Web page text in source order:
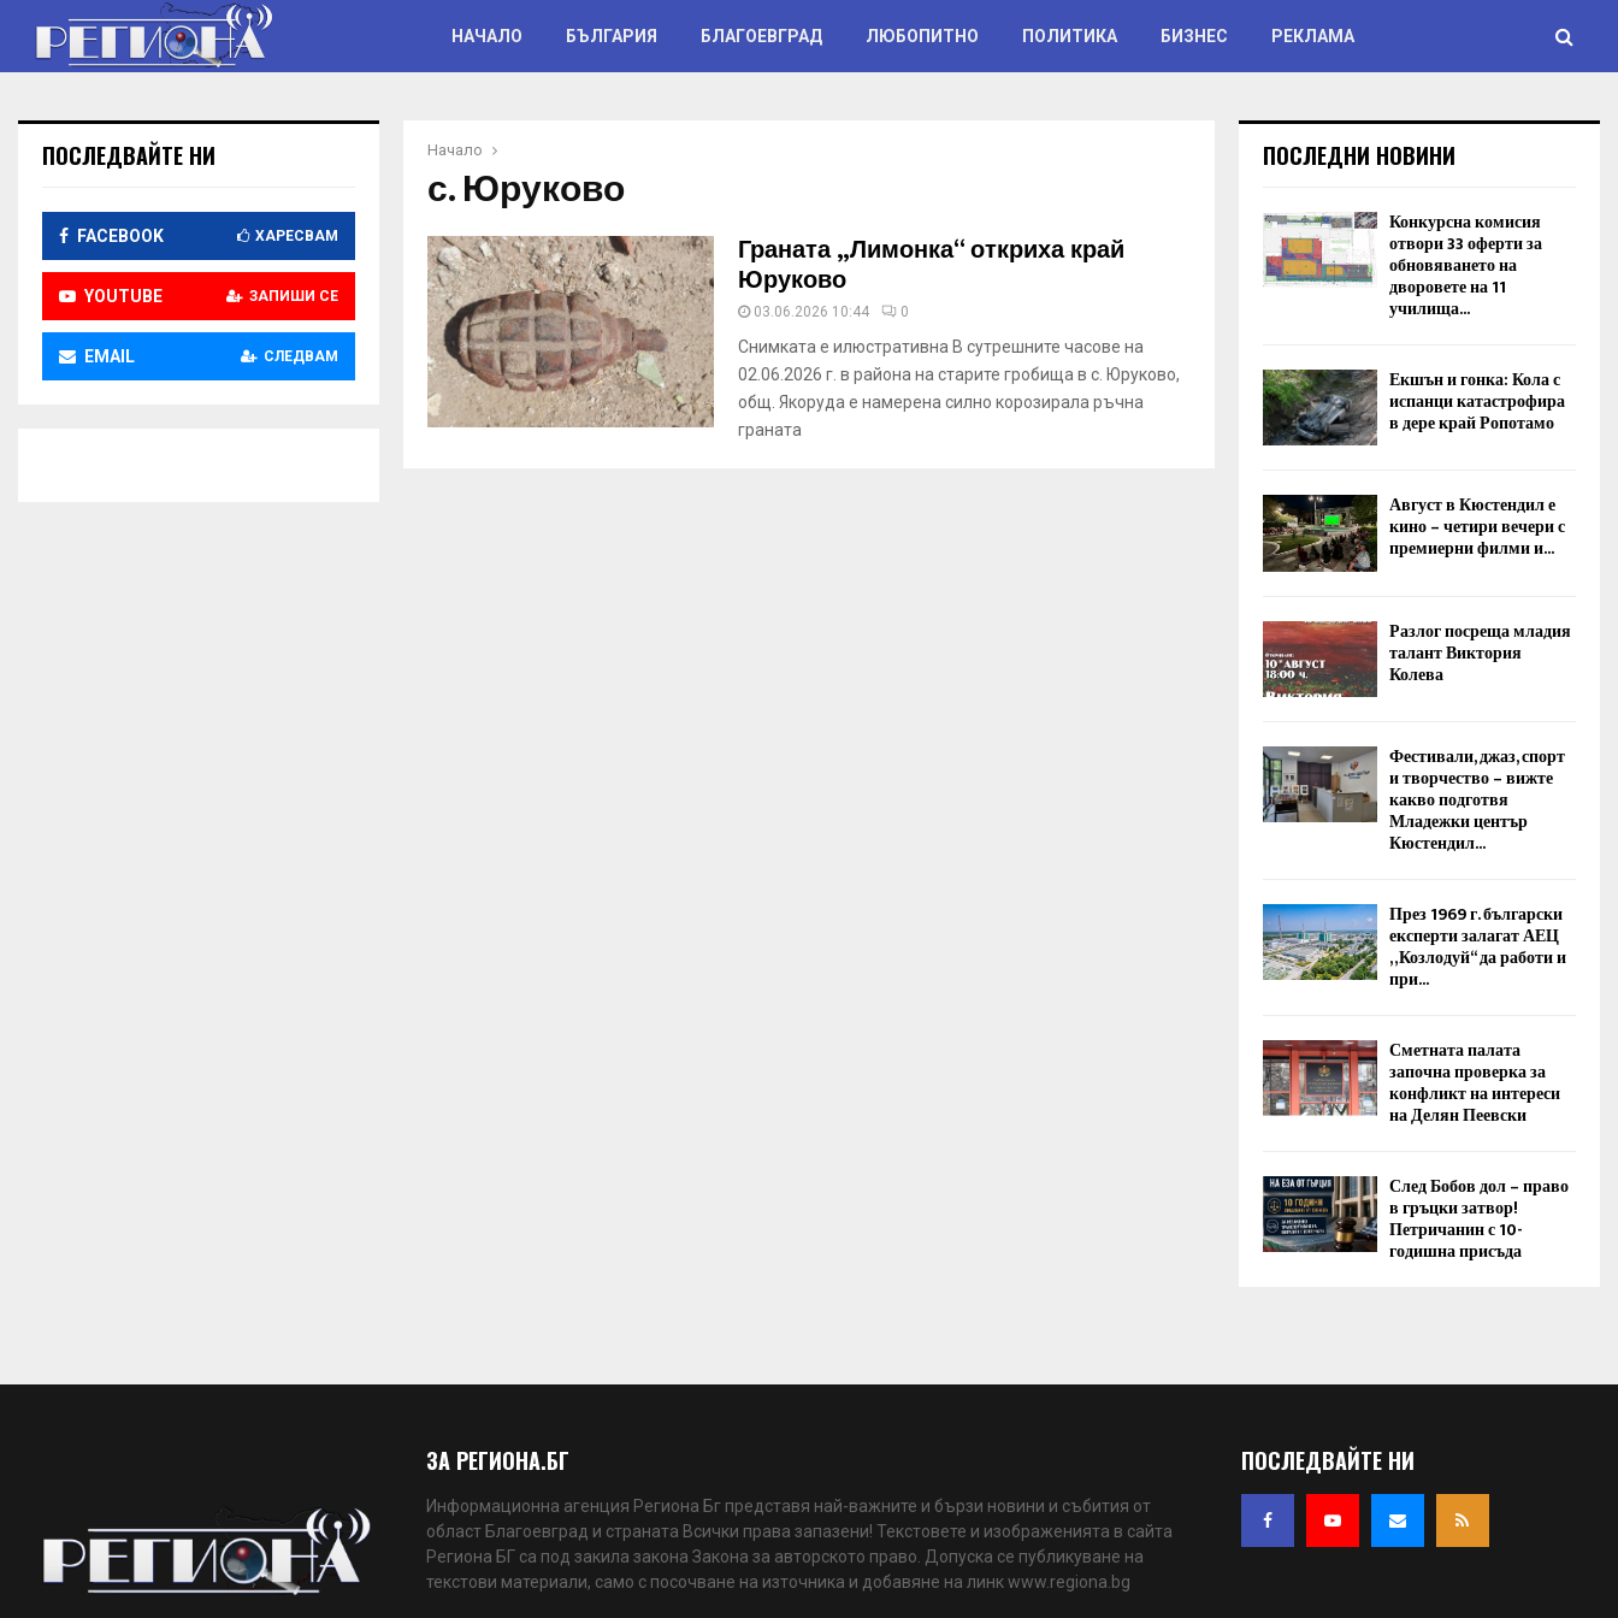
НАЧАЛО БЪЛГАРИЯ БЛАГОЕВГРАД ЛЮБОПИТНО ПОЛИТИКА БИЗНЕС РЕКЛАМА
Начало
с. Юруково
Граната „Лимонка“ откриха край
Юруково
03.06.2026 10:44 0
Снимката е илюстративна В сутрешните часове на
02.06.2026 г. в района на старите гробища в с. Юруково,
общ. Якоруда е намерена силно корозирала ръчна
граната
ПОСЛЕДВАЙТЕ НИ
FACEBOOK ХАРЕСВАМ
YOUTUBE ЗАПИШИ СЕ
EMAIL СЛЕДВАМ
ПОСЛЕДНИ НОВИНИ
Конкурсна комисия
отвори 33 оферти за
обновяването на
дворовете на 11
училища...
Екшън и гонка: Кола с
испанци катастрофира
в дере край Ропотамо
Август в Кюстендил е
кино – четири вечери с
премиерни филми и...
Разлог посреща младия
талант Виктория
Колева
Фестивали, джаз, спорт
и творчество – вижте
какво подготвя
Младежки център
Кюстендил...
През 1969 г. български
експерти залагат АЕЦ
„Козлодуй“ да работи и
при...
Сметната палата
започна проверка за
конфликт на интереси
на Делян Пеевски
След Бобов дол – право
в гръцки затвор!
Петричанин с 10-
годишна присъда
ЗА РЕГИОНА.БГ
Информационна агенция Региона Бг представя най-важните и бързи новини и събития от
област Благоевград и страната Всички права запазени! Текстовете и изображенията в сайта
Региона БГ са под закила закона Закона за авторското право. Допуска се публикуване на
текстови материали, само с посочване на източника и добавяне на линк www.regiona.bg
ПОСЛЕДВАЙТЕ НИ